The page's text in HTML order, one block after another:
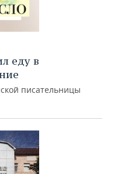
еду в
писательницы